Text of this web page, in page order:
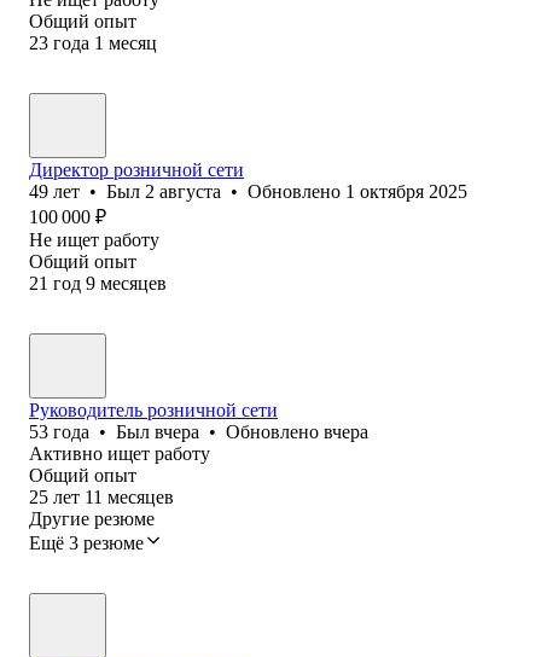
Общий опыт
23 года 1 месяц
Директор розничной сети
49 лет • Был 2 августа • Обновлено 1 октября 2025
100 000 ₽
Не ищет работу
Общий опыт
21 год 9 месяцев
Руководитель розничной сети
53 года • Был вчера • Обновлено вчера
Активно ищет работу
Общий опыт
25 лет 11 месяцев
Другие резюме
Ещё 3 резюме